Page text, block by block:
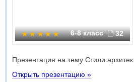
6-8 класс 32
Презентация на тему Стили
Открыть презентацию »